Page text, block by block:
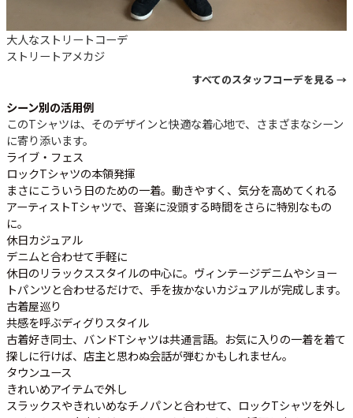
大人なストリートコーデ
ストリートアメカジ
すべてのスタッフコーデを見る →
シーン別の活用例
このTシャツは、そのデザインと快適な着心地で、さまざまなシーン
に寄り添います。
ライブ・フェス
ロックTシャツの本領発揮
まさにこういう日のための一着。動きやすく、気分を高めてくれる
アーティストTシャツで、音楽に没頭する時間をさらに特別なもの
に。
休日カジュアル
デニムと合わせて手軽に
休日のリラックススタイルの中心に。ヴィンテージデニムやショー
トパンツと合わせるだけで、手を抜かないカジュアルが完成します。
古着屋巡り
共感を呼ぶディグりスタイル
古着好き同士、バンドTシャツは共通言語。お気に入りの一着を着て
探しに行けば、店主と思わぬ会話が弾むかもしれません。
タウンユース
きれいめアイテムで外し
スラックスやきれいめなチノパンと合わせて、ロックTシャツを外し